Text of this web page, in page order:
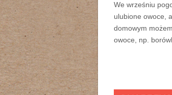
We wrześniu
ulubione owoce,
domowym
owoce, np.